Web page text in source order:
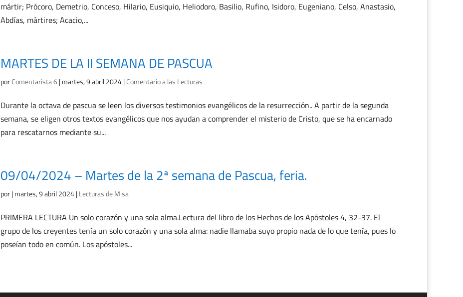
mártir; Prócoro, Demetrio, Conceso, Hilario, Eusiquio, Heliodoro, Basilio, Rufino, Isidoro, Eugeniano, Celso, Anastasio,
Abdías, mártires; Acacio,...
MARTES DE LA II SEMANA DE PASCUA
porComentarista 6|martes, 9 abril 2024|Comentario a las Lecturas
Durante la octava de pascua se leen los diversos testimonios evangélicos de la resurrección.. A partir de la segunda
semana, se eligen otros textos evangélicos que nos ayudan a comprender el misterio de Cristo, que se ha encarnado
para rescatarnos mediante su...
09/04/2024 – Martes de la 2ª semana de Pascua, feria.
por|martes, 9 abril 2024|Lecturas de Misa
PRIMERA LECTURA Un solo corazón y una sola alma.Lectura del libro de los Hechos de los Apóstoles 4, 32-37. El
grupo de los creyentes tenía un solo corazón y una sola alma: nadie llamaba suyo propio nada de lo que tenía, pues lo
poseían todo en común. Los apóstoles...